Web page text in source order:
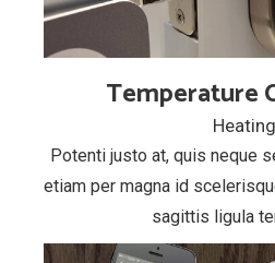
Temperature
Heating
Potenti justo at, quis neque
etiam per magna id
sagittis ligula